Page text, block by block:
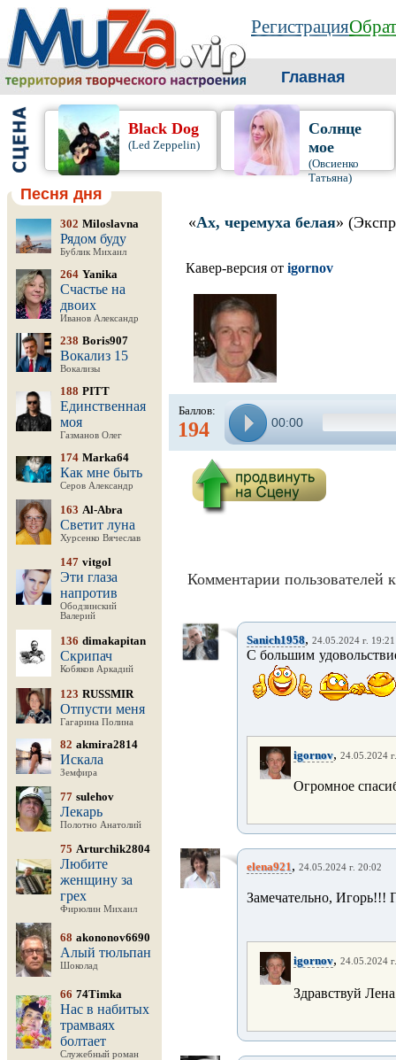
Регистрация
Главная
Black Dog
(Led Zeppelin)
Солнце
мое
(Овсиенко
Татьяна)
Песня дня
302 Miloslavna
Рядом буду
Бублик Михаил
264 Yanika
Счастье на
двоих
Иванов Александр
238 Boris907
Вокализ 15
Вокализы
188 PITT
Единственная
моя
Газманов Олег
174 Marka64
Как мне быть
Серов Александр
163 Al-Abra
Светит луна
Хурсенко Вячеслав
147 vitgol
Эти глаза
напротив
Ободзинский
Валерий
136 dimakapitan
Скрипач
Кобяков Аркадий
123 RUSSMIR
Отпусти меня
Гагарина Полина
82 akmira2814
Искала
Земфира
77 sulehov
Лекарь
Полотно Анатолий
75 Arturchik2804
Любите
женщину за
грех
Фирюлин Михаил
68 akononov6690
Алый тюльпан
Шоколад
66 74Timka
Нас в набитых
трамваях
болтает
Служебный роман
«Ах, черемуха белая»
Кавер-версия от igornov
Баллов:
194 00:00
Комментарии пользователей
Sanich1958, 24.05.2024 г. 19:21
С большим
igornov, 24.05.2024
Огромное
elena921, 24.05.2024 г. 20:02
Замечательно, Игорь!!!
igornov, 24.05.2024
Здравствуй